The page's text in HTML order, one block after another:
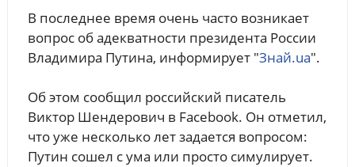
В последнее время очень часто возникает
вопрос об адекватности президента России
Владимира Путина, информирует "Знай.ua".
Об этом сообщил российский писатель
Виктор Шендерович в Facebook. Он отметил,
что уже несколько лет задается вопросом:
Путин сошел с ума или просто симулирует.